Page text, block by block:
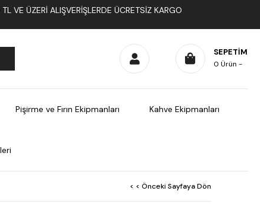
VE ÜZERI ALIŞVERIŞLERDE ÜCRETSIZ KARGO
SEPETIM
0 Ürün
Pişirme ve Fırın Ekipmanları Kahve Ekipmanları
< < Önceki Sayfaya Dön